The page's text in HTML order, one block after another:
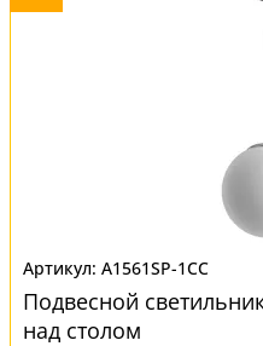
A1561SP-1CC
Подвесной
над столом